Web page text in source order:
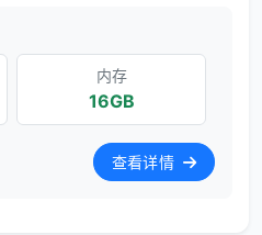
内存
16GB
查看详情